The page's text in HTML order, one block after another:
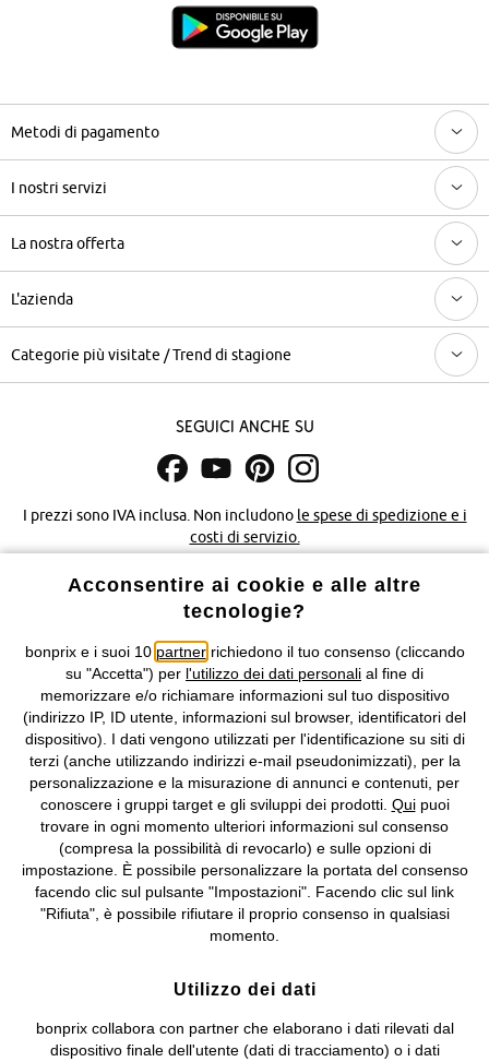
Metodi di pagamento
I nostri servizi
La nostra offerta
L'azienda
Categorie più visitate / Trend di stagione
Seguici anche su
I prezzi sono IVA inclusa. Non includono le spese di spedizione e i
costi di servizio.
Condizioni di vendita Accessibilità
Informativa privacy e cookie
Informazioni legali Diritto di recesso
©2026 bonprix.Tutti i diritti riservati.
bonprix S.r.l. con socio unico, sede legale: via Adua 33 - 13855
Valdengo (BI) C.F. 01510910027 - P.I. 01939830020, Reg. Imprese di
Biella n. 01510910027, R.E.A. BI - 171345, N. Reg. Pile:
IT09060P00000858, N. Reg. AEE: IT08020000002105 Capitale
Sociale: euro 1.000.000 i.v, Società soggetta all'attività di direzione
e coordinamento di bonprix Beteiligungs -Verwaltungsgesellschaft
mbH.
Acconsentire ai cookie e alle altre
tecnologie?
bonprix e i suoi 10 partnerrichiedono il tuo consenso (cliccando
su "Accetta") per l'utilizzo dei dati personali al fine di
memorizzare e/o richiamare informazioni sul tuo dispositivo
(indirizzo IP, ID utente, informazioni sul browser, identificatori del
dispositivo). I dati vengono utilizzati per l'identificazione su siti di
terzi (anche utilizzando indirizzi e-mail pseudonimizzati), per la
personalizzazione e la misurazione di annunci e contenuti, per
conoscere i gruppi target e gli sviluppi dei prodotti. Quipuoi
trovare in ogni momento ulteriori informazioni sul consenso
(compresa la possibilità di revocarlo) e sulle opzioni di
impostazione. È possibile personalizzare la portata del consenso
facendo clic sul pulsante "Impostazioni". Facendo clic sul link
"Rifiuta", è possibile rifiutare il proprio consenso in qualsiasi
momento.
Utilizzo dei dati
bonprix collabora con partner che elaborano i dati rilevati dal
dispositivo finale dell'utente (dati di tracciamento) o i dati